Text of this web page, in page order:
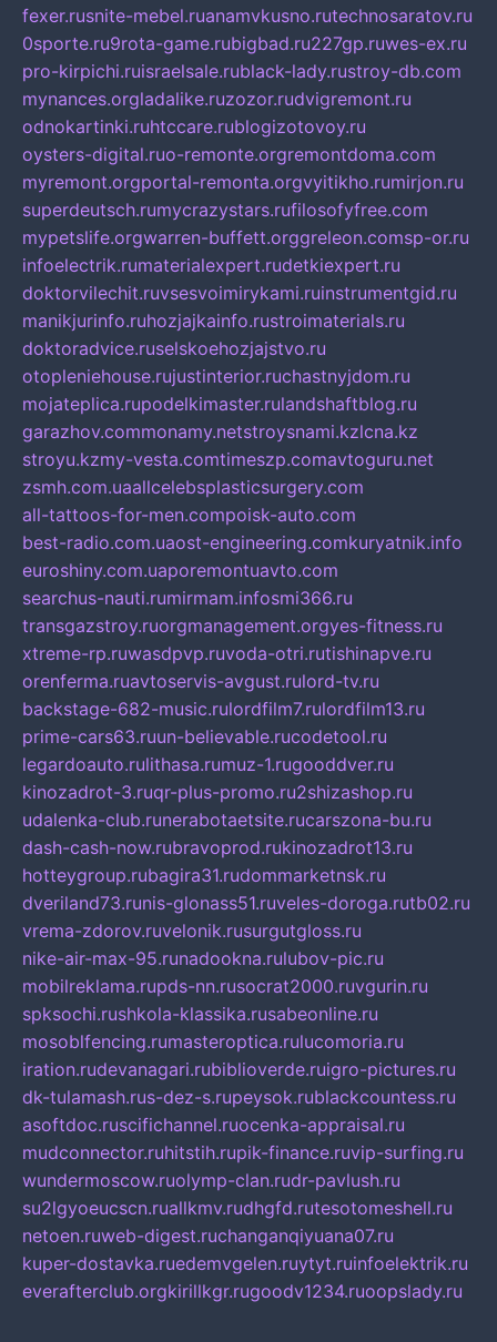
fexer.rusnite-mebel.ruanamvkusno.rutechnosaratov.ru
0sporte.ru9rota-game.rubigbad.ru227gp.ruwes-ex.ru
pro-kirpichi.ruisraelsale.rublack-lady.rustroy-db.com
mynances.orgladalike.ruzozor.rudvigremont.ru
odnokartinki.ruhtccare.rublogizotovoy.ru
oysters-digital.ruo-remonte.orgremontdoma.com
myremont.orgportal-remonta.orgvyitikho.rumirjon.ru
superdeutsch.rumycrazystars.rufilosofyfree.com
mypetslife.orgwarren-buffett.orggreleon.comsp-or.ru
infoelectrik.rumaterialexpert.rudetkiexpert.ru
doktorvilechit.ruvsesvoimirykami.ruinstrumentgid.ru
manikjurinfo.ruhozjajkainfo.rustroimaterials.ru
doktoradvice.ruselskoehozjajstvo.ru
otopleniehouse.rujustinterior.ruchastnyjdom.ru
mojateplica.rupodelkimaster.rulandshaftblog.ru
garazhov.commonamy.netstroysnami.kzlcna.kz
stroyu.kzmy-vesta.comtimeszp.comavtoguru.net
zsmh.com.uaallcelebsplasticsurgery.com
all-tattoos-for-men.compoisk-auto.com
best-radio.com.uaost-engineering.comkuryatnik.info
euroshiny.com.uaporemontuavto.com
searchus-nauti.rumirmam.infosmi366.ru
transgazstroy.ruorgmanagement.orgyes-fitness.ru
xtreme-rp.ruwasdpvp.ruvoda-otri.rutishinapve.ru
orenferma.ruavtoservis-avgust.rulord-tv.ru
backstage-682-music.rulordfilm7.rulordfilm13.ru
prime-cars63.ruun-believable.rucodetool.ru
legardoauto.rulithasa.rumuz-1.rugooddver.ru
kinozadrot-3.ruqr-plus-promo.ru2shizashop.ru
udalenka-club.runerabotaetsite.rucarszona-bu.ru
dash-cash-now.rubravoprod.rukinozadrot13.ru
hotteygroup.rubagira31.rudommarketnsk.ru
dveriland73.runis-glonass51.ruveles-doroga.rutb02.ru
vrema-zdorov.ruvelonik.rusurgutgloss.ru
nike-air-max-95.runadookna.rulubov-pic.ru
mobilreklama.rupds-nn.rusocrat2000.ruvgurin.ru
spksochi.rushkola-klassika.rusabeonline.ru
mosoblfencing.rumasteroptica.rulucomoria.ru
iration.rudevanagari.rubiblioverde.ruigro-pictures.ru
dk-tulamash.rus-dez-s.rupeysok.rublackcountess.ru
asoftdoc.ruscifichannel.ruocenka-appraisal.ru
mudconnector.ruhitstih.rupik-finance.ruvip-surfing.ru
wundermoscow.ruolymp-clan.rudr-pavlush.ru
su2lgyoeucscn.ruallkmv.rudhgfd.rutesotomeshell.ru
netoen.ruweb-digest.ruchanganqiyuana07.ru
kuper-dostavka.ruedemvgelen.ruytyt.ruinfoelektrik.ru
everafterclub.orgkirillkgr.rugoodv1234.ruoopslady.ru